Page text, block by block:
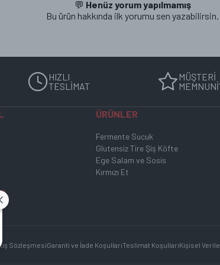
birlikte gönderilir. Kargo süresince ürünün soğuk kalması
Ürünümüz açıldıktan sonra serin ve rutubetsiz bir ortamda
kaydıyla belirtilen son kullanma tarihine kadar tüketilebilir.
💬 Henüz yorum yapılmamış
Bu ürün hakkında ilk yorumu sen yazabilirsin.
HIZLI
TESLİMAT
MÜŞTERİ
ÜRÜNLER
Fermente Sucuk
Glutensiz Tire Şiş Köfte
Ege Salam ve Sosis
Kırmızı Et
SözleşmesiGaranti ve İade KoşullarıTeslimat KoşullarıKişisel